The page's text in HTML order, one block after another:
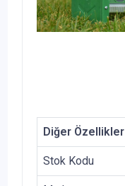
Diğer Özellikler
Stok Kodu